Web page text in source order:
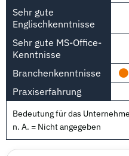
Sehr gute
Englischkenntnisse
Sehr gute MS-Office-
Kenntnisse
Branchenkenntnisse
Praxiserfahrung
Bedeutung für das
n. A. = Nicht angegeben